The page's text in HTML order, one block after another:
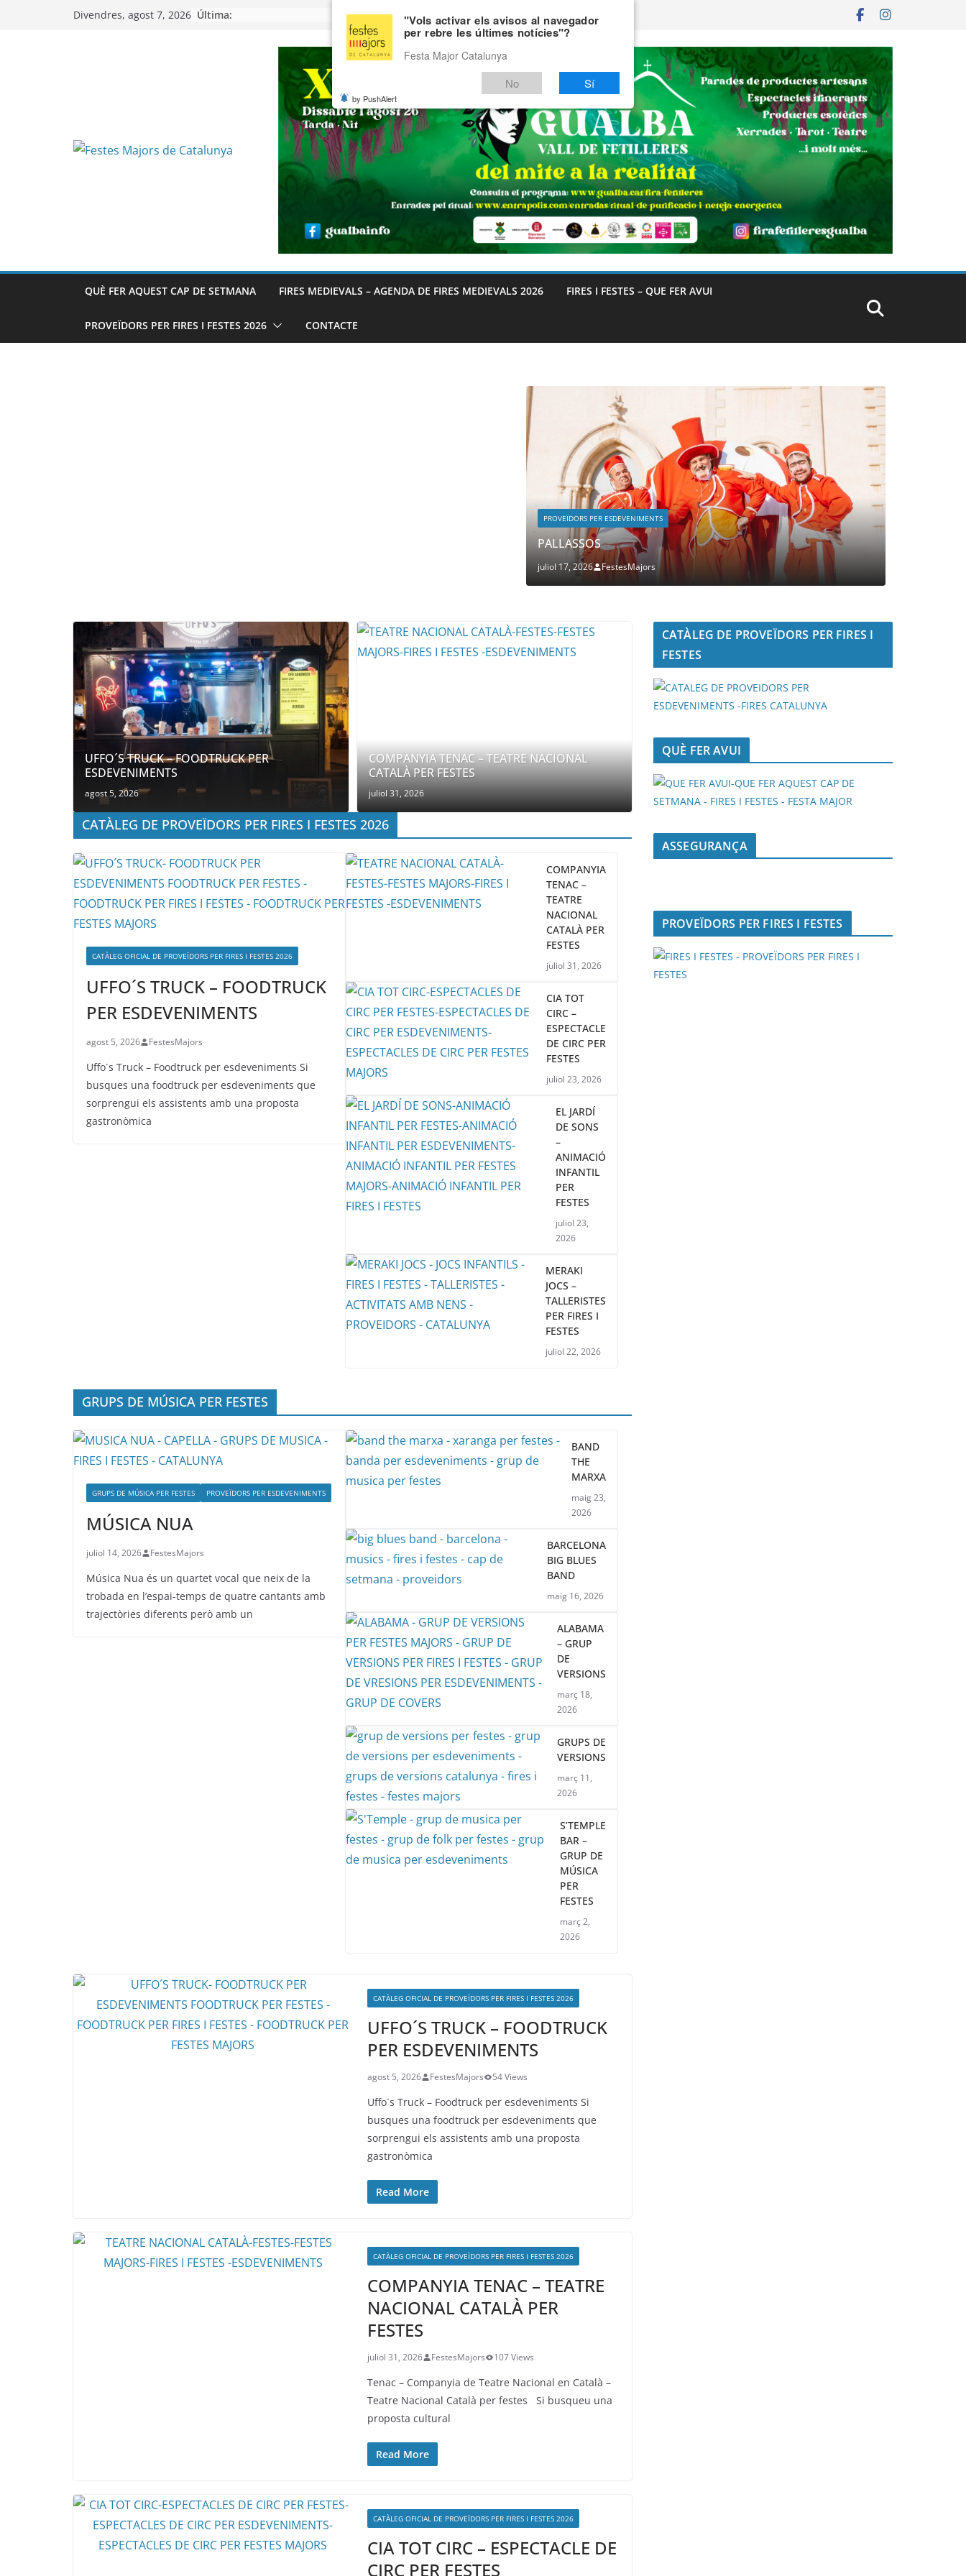
Divendres, agost 7, 2026 Última:
QUÈ FER AQUEST CAP DE SETMANA FIRES MEDIEVALS – AGENDA DE FIRES MEDIEVALS 2026 FIRES I FESTES – QUE FER AVUI
PROVEÏDORS PER FIRES I FESTES 2026 CONTACTE
PROVEÏDORS PER ESDEVENIMENTS
PALLASSOS
juliol 17, 2026 FestesMajors
UFFO´S TRUCK – FOODTRUCK PER
ESDEVENIMENTS
agost 5, 2026
COMPANYIA TENAC – TEATRE NACIONAL
CATALÀ PER FESTES
juliol 31, 2026
CATÀLEG DE PROVEÏDORS PER FIRES I FESTES 2026
CATÀLEG OFICIAL DE PROVEÏDORS PER FIRES I FESTES 2026
UFFO´S TRUCK – FOODTRUCK
PER ESDEVENIMENTS
agost 5, 2026 FestesMajors
Uffo´s Truck – Foodtruck per esdeveniments Si
busques una foodtruck per esdeveniments que
sorprengui els assistents amb una proposta
gastronòmica
COMPANYIA
TENAC –
TEATRE
NACIONAL
CATALÀ PER
FESTES
juliol 31, 2026
CIA TOT
CIRC –
ESPECTACLE
DE CIRC PER
FESTES
juliol 23, 2026
EL JARDÍ
DE SONS
–
ANIMACIÓ
INFANTIL
PER
FESTES
juliol 23,
2026
MERAKI
JOCS –
TALLERISTES
PER FIRES I
FESTES
juliol 22, 2026
GRUPS DE MÚSICA PER FESTES
GRUPS DE MÚSICA PER FESTES PROVEÏDORS PER ESDEVENIMENTS
MÚSICA NUA
juliol 14, 2026 FestesMajors
Música Nua és un quartet vocal que neix de la
trobada en l’espai-temps de quatre cantants amb
trajectòries diferents però amb un
BAND
THE
MARXA
maig 23,
2026
BARCELONA
BIG BLUES
BAND
maig 16, 2026
ALABAMA
– GRUP
DE
VERSIONS
març 18,
2026
GRUPS DE
VERSIONS
març 11,
2026
S’TEMPLE
BAR –
GRUP DE
MÚSICA
PER
FESTES
març 2,
2026
CATÀLEG OFICIAL DE PROVEÏDORS PER FIRES I FESTES 2026
UFFO´S TRUCK – FOODTRUCK
PER ESDEVENIMENTS
agost 5, 2026 FestesMajors 54 Views
Uffo´s Truck – Foodtruck per esdeveniments Si
busques una foodtruck per esdeveniments que
sorprengui els assistents amb una proposta
gastronòmica
Read More
CATÀLEG OFICIAL DE PROVEÏDORS PER FIRES I FESTES 2026
COMPANYIA TENAC – TEATRE
NACIONAL CATALÀ PER
FESTES
juliol 31, 2026 FestesMajors 107 Views
Tenac – Companyia de Teatre Nacional en Català –
Teatre Nacional Català per festes Si busqueu una
proposta cultural
Read More
CATÀLEG OFICIAL DE PROVEÏDORS PER FIRES I FESTES 2026
CIA TOT CIRC – ESPECTACLE DE
CIRC PER FESTES
CATÀLEG DE PROVEÏDORS PER FIRES I
FESTES
QUÈ FER AVUI
ASSEGURANÇA
PROVEÏDORS PER FIRES I FESTES
"Vols activar els avisos al navegador
per rebre les últimes notícies"?
Festa Major Catalunya
No Sí
by PushAlert